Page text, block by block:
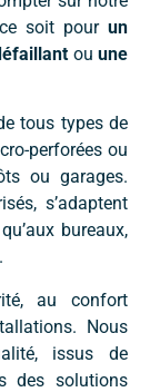
soit pour un
ou une
tous types de
perforées ou
ou garages.
s’adaptent
bureaux,
au confort
Nous
issus de
des solutions